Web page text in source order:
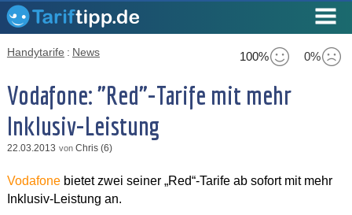
100% 0%
Handytarife : News
Vodafone: "Red"-Tarife mit mehr
Inklusiv-Leistung
22.03.2013 von Chris (6)
Vodafonebietet zwei seiner „Red“-Tarife ab sofort mit mehr
Inklusiv-Leistung an.